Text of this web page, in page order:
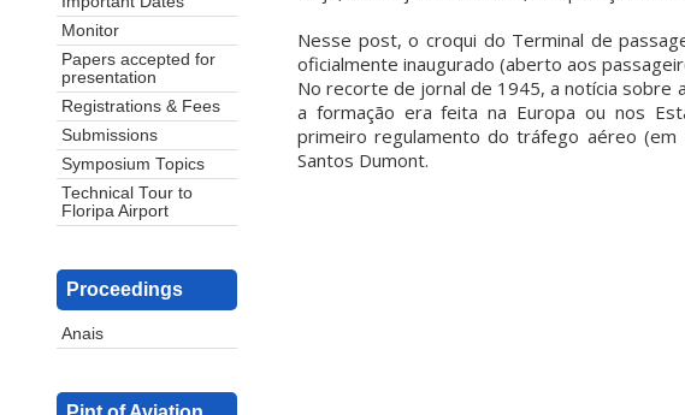
Monitor
Papers accepted for
presentation
Registrations & Fees
Submissions
Symposium Topics
Technical Tour to
Floripa Airport
Proceedings
Anais
Nesse post, o croqui do Terminal de
oficialmente inaugurado (aberto aos
No recorte de jornal de 1945, a notícia sobre
a formação era feita na Europa ou nos
primeiro regulamento do tráfego aéreo
Santos Dumont.